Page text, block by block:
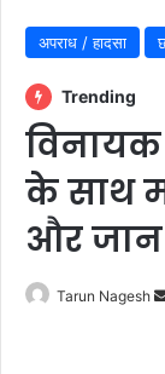
अपराध / हादसा
Trending
के साथ
और
Tarun Nagesh